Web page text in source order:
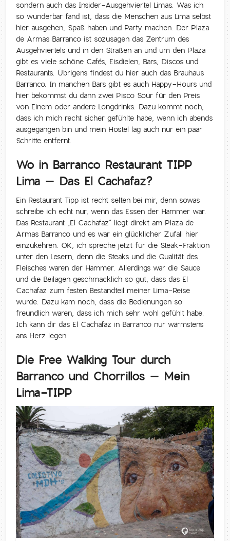
sondern auch das Insider-Ausgehviertel Limas. Was ich
so wunderbar fand ist, dass die Menschen aus Lima selbst
hier ausgehen, Spaß haben und Party machen. Der Plaza
de Armas Barranco ist sozusagen das Zentrum des
Ausgehviertels und in den Straßen an und um den Plaza
gibt es viele schöne Cafés, Eisdielen, Bars, Discos und
Restaurants. Übrigens findest du hier auch das Brauhaus
Barranco. In manchen Bars gibt es auch Happy-Hours und
hier bekommst du dann zwei Pisco Sour für den Preis
von Einem oder andere Longdrinks. Dazu kommt noch,
dass ich mich recht sicher gefühlte habe, wenn ich abends
ausgegangen bin und mein Hostel lag auch nur ein paar
Schritte entfernt.
Wo in Barranco Restaurant TIPP
Lima – Das El Cachafaz?
Ein Restaurant Tipp ist recht selten bei mir, denn sowas
schreibe ich echt nur, wenn das Essen der Hammer war.
Das Restaurant „El Cachafaz” liegt direkt am Plaza de
Armas Barranco und es war ein glücklicher Zufall hier
einzukehren. OK, ich spreche jetzt für die Steak-Fraktion
unter den Lesern, denn die Steaks und die Qualität des
Fleisches waren der Hammer. Allerdings war die Sauce
und die Beilagen geschmacklich so gut, dass das El
Cachafaz zum festen Bestandteil meiner Lima-Reise
wurde. Dazu kam noch, dass die Bedienungen so
freundlich waren, dass ich mich sehr wohl gefühlt habe.
Ich kann dir das El Cachafaz in Barranco nur wärmstens
ans Herz legen.
Die Free Walking Tour durch
Barranco und Chorrillos – Mein
Lima-TIPP